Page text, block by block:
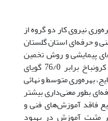
نیروی کار دو گروه از
و حرفه‌ای استان گلستان
پیمایشی و روش تخمین
تابع تولید استفاده گردید. ضریب آلفای کرونباخ برابر 76/0 گویای
بهره‌وری متوسط و نهائی
بطور معنی‌داری بیشتر
فاقد آموزش‌های فنی و
مثبت آموزش در بهبود